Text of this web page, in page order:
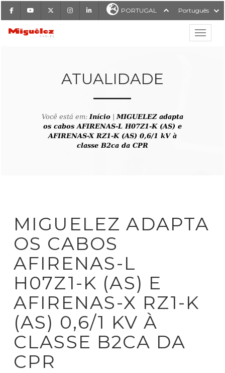
FacebookYoutube InstagramLinkedIn PORTUGAL Português
Miguélez Cabos
ATUALIDADE
Você está em:Início |MIGUELEZ adapta
os cabos AFIRENAS-L H07Z1-K (AS) e
AFIRENAS-X RZ1-K (AS) 0,6/1 kV à
classe B2ca da CPR
MIGUELEZ ADAPTA
OS CABOS
AFIRENAS-L
H07Z1-K (AS) E
AFIRENAS-X RZ1-K
(AS) 0,6/1 KV À
CLASSE B2CA DA
CPR